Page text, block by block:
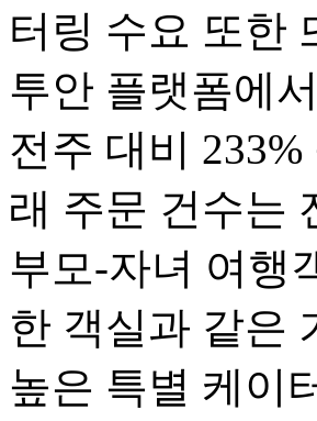
터링 수요 또한
투안 플랫폼에
전주 대비
래 주문 건수는
부모-자녀 여행
한 객실과 같은
높은 특별 케이